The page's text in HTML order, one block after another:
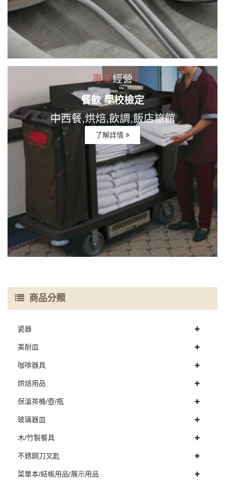
專業經營
餐飲 學校檢定
中西餐,烘焙,飲調,飯店旅館
了解詳情
商品分類
瓷器
美耐皿
咖啡器具
烘焙用品
保溫茶桶/壺/瓶
玻璃器皿
木/竹製餐具
不銹鋼刀叉匙
菜單本/結帳用品/展示用品